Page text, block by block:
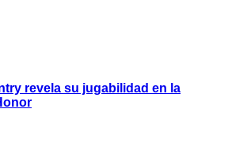
revela su jugabilidad en la